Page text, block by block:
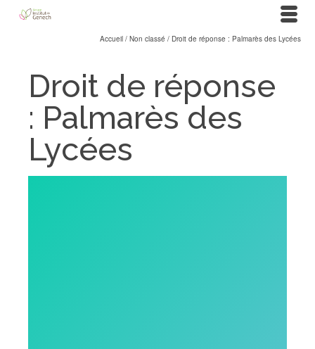
Accueil / Non classé / Droit de réponse : Palmarès des Lycées
Droit de réponse
: Palmarès des
Lycées